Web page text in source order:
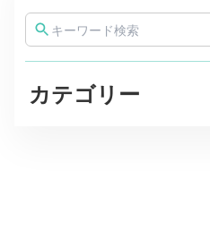
カテゴリー